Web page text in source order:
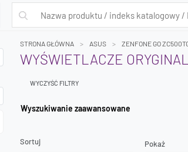
STRONA GŁÓWNA ASUS ZENFONE GO
WYŚWIETLACZE
WYCZYŚĆ FILTRY
Wyszukiwanie zaawansowane
Sortuj Pokaż